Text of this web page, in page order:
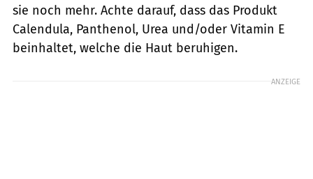
sie noch mehr. Achte darauf, dass das Produkt
Calendula, Panthenol, Urea und/oder Vitamin E
beinhaltet, welche die Haut beruhigen.
ANZEIGE